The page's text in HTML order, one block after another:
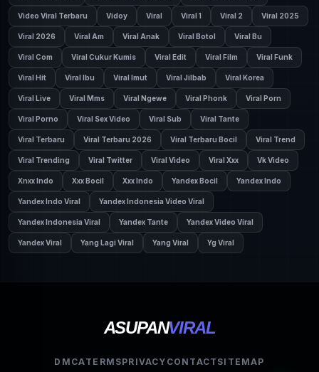
Video Viral Terbaru Vidoy Viral Viral 1 Viral 2 Viral 2025
Viral 2026 Viral Am Viral Anak Viral Botol Viral Bu
Viral Com Viral Cukur Kumis Viral Edit Viral Film Viral Funk
Viral Hit Viral Ibu Viral Imut Viral Jilbab Viral Korea
Viral Live Viral Mms Viral Ngewe Viral Phonk Viral Porn
Viral Porno Viral Sex Video Viral Sub Viral Tante
Viral Terbaru Viral Terbaru 2026 Viral Terbaru Bocil Viral Trend
Viral Trending Viral Twitter Viral Video Viral Xxx Vk Video
Xnxx Indo Xxx Bocil Xxx Indo Yandex Bocil Yandex Indo
Yandex Indo Viral Yandex Indonesia Video Viral
Yandex Indonesia Viral Yandex Tante Yandex Video Viral
Yandex Viral Yang Lagi Viral Yang Viral Yg Viral
ASUPANVIRAL
DMCATERMSPRIVACY CONTACT SITEMAP